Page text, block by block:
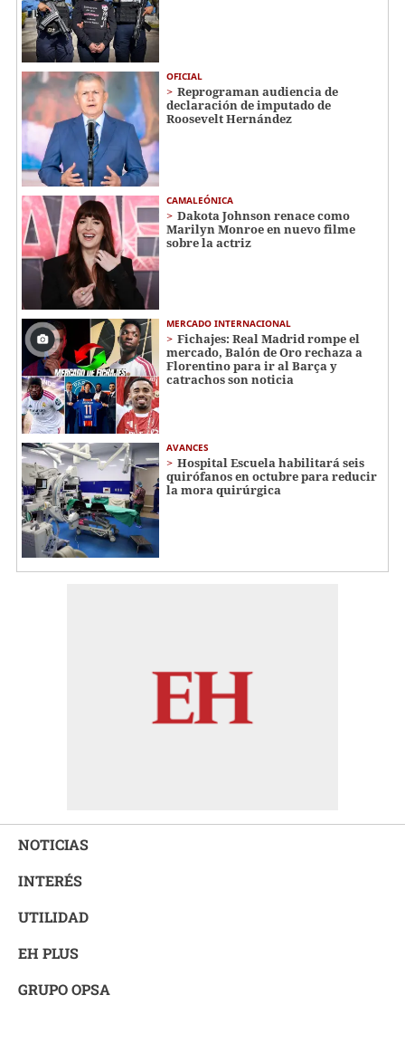
OFICIAL
Reprograman audiencia de
declaración de imputado de
Roosevelt Hernández
CAMALEÓNICA
Dakota Johnson renace como
Marilyn Monroe en nuevo filme
sobre la actriz
MERCADO INTERNACIONAL
Fichajes: Real Madrid rompe el
mercado, Balón de Oro rechaza a
Florentino para ir al Barça y
catrachos son noticia
AVANCES
Hospital Escuela habilitará seis
quirófanos en octubre para reducir
la mora quirúrgica
NOTICIAS
INTERÉS
UTILIDAD
EH PLUS
GRUPO OPSA